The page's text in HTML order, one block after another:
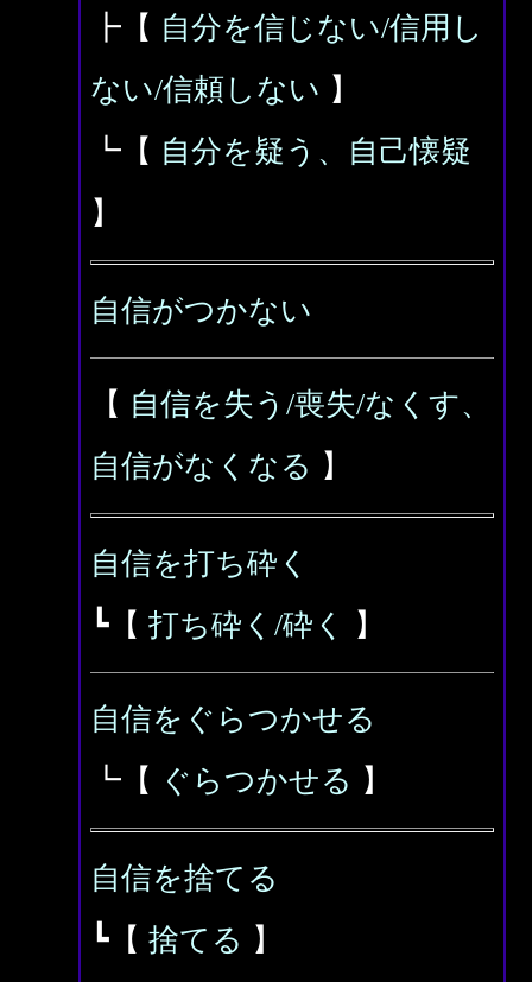
┣【 自分を信じない/信用し
ない/信頼しない 】
┗【 自分を疑う、自己懐疑
】
自信がつかない
【 自信を失う/喪失/なくす、
自信がなくなる 】
自信を打ち砕く
┗【 打ち砕く/砕く 】
自信をぐらつかせる
┗【
ぐらつかせる 】
自信を捨てる
┗【 捨てる 】